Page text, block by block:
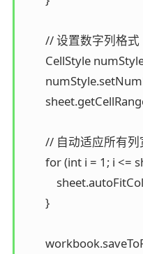
// 设置数字列格
CellStyle
// 自动适应所有
for (int i = 1; i
        }